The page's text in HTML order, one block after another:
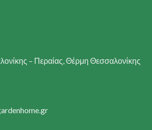
– Περαίας, Θέρμη Θεσσαλονίκης